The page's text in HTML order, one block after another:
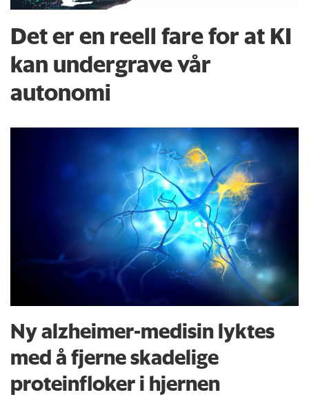
Det er en reell fare for at KI
kan undergrave vår
autonomi
Ny alzheimer-medisin lyktes
med å fjerne skadelige
proteinfloker i hjernen